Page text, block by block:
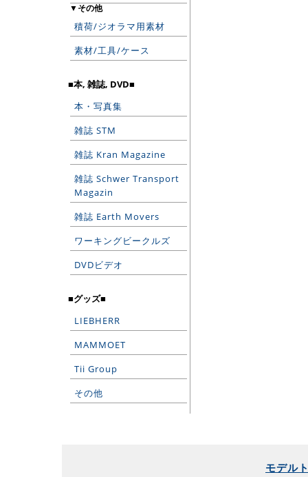
▼その他
積荷/ジオラマ用素材
素材/工具/ケース
■本, 雑誌, DVD■
本・写真集
雑誌 STM
雑誌 Kran Magazine
雑誌 Schwer Transport
Magazin
雑誌 Earth Movers
ワーキングビークルズ
DVDビデオ
■グッズ■
LIEBHERR
MAMMOET
Tii Group
その他
モデル